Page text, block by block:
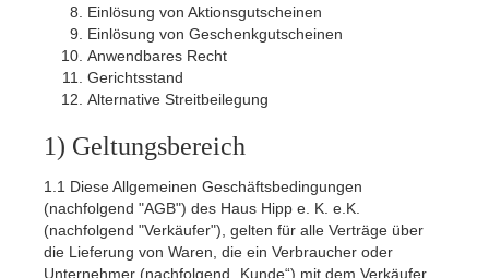
Einlösung von Aktionsgutscheinen
Einlösung von Geschenkgutscheinen
Anwendbares Recht
Gerichtsstand
Alternative Streitbeilegung
1) Geltungsbereich
1.1 Diese Allgemeinen Geschäftsbedingungen
(nachfolgend "AGB") des Haus Hipp e. K. e.K.
(nachfolgend "Verkäufer"), gelten für alle Verträge über
die Lieferung von Waren, die ein Verbraucher oder
Unternehmer (nachfolgend „Kunde“) mit dem Verkäufer